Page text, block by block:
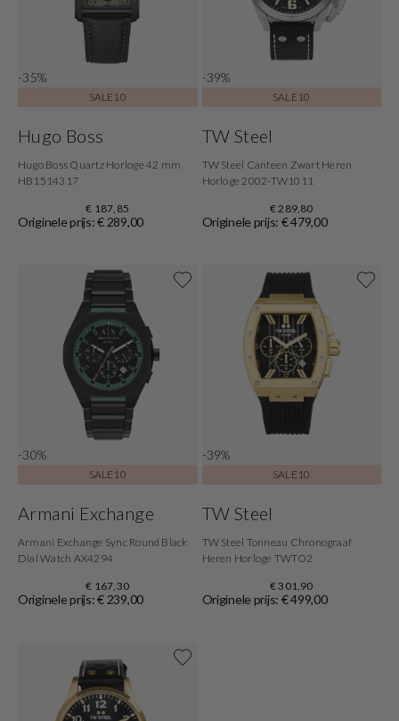
-35%
SALE10
Hugo Boss
Hugo Boss Quartz Horloge 42 mm
HB1514317
€ 187,85
Originele prijs: € 289,00
-39%
SALE10
TW Steel
TW Steel Canteen Zwart Heren
Horloge 2002-TW1011
€ 289,80
Originele prijs: € 479,00
-30%
SALE10
Armani Exchange
Armani Exchange Sync Round Black
Dial Watch AX4294
€ 167,30
Originele prijs: € 239,00
-39%
SALE10
TW Steel
TW Steel Tonneau Chronograaf
Heren Horloge TWTO2
€ 301,90
Originele prijs: € 499,00